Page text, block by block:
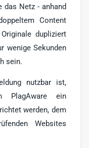
das Netz - anhand
Content
dupliziert
wenige Sekunden
sein.
nutzbar ist,
PlagAware ein
werden, dem
Websites